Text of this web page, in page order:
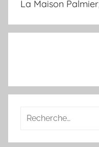
La Maison
Recherche
: